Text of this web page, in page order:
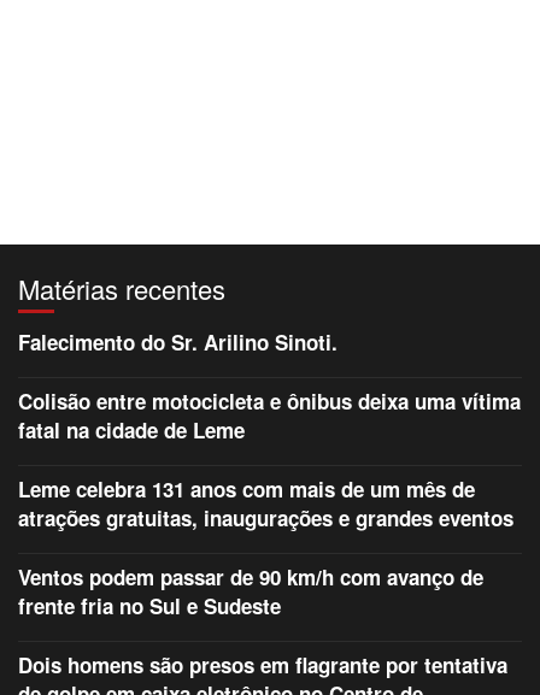
Matérias recentes
Falecimento do Sr. Arilino Sinoti.
Colisão entre motocicleta e ônibus deixa uma vítima
fatal na cidade de Leme
Leme celebra 131 anos com mais de um mês de
atrações gratuitas, inaugurações e grandes eventos
Ventos podem passar de 90 km/h com avanço de
frente fria no Sul e Sudeste
Dois homens são presos em flagrante por tentativa